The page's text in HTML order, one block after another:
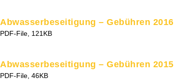
Abwasserbeseitigung – Gebühren 2016
PDF-File, 121KB
Abwasserbeseitigung – Gebühren 2015
PDF-File, 46KB